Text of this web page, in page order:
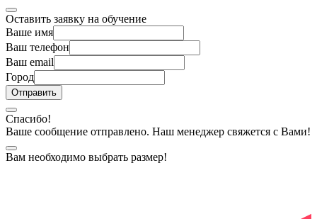
Оставить заявку на обучение
Ваше имя
Ваш телефон
Ваш email
Город
Спасибо!
Ваше сообщение отправлено. Наш менеджер свяжется с Вами!
Вам необходимо выбрать размер!